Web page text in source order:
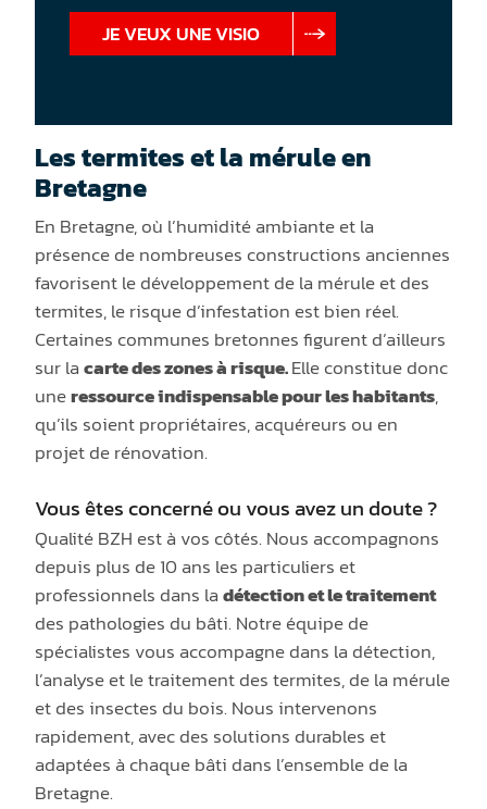
JE VEUX UNE VISIO
Les termites et la mérule en
Bretagne
En Bretagne, où l’humidité ambiante et la
présence de nombreuses constructions anciennes
favorisent le développement de la mérule et des
termites, le risque d’infestation est bien réel.
Certaines communes bretonnes figurent d’ailleurs
sur lacarte des zones à risque.Elle constitue donc
uneressource indispensable pour les habitants,
qu’ils soient propriétaires, acquéreurs ou en
projet de rénovation.
Vous êtes concerné ou vous avez un doute ?
Qualité BZH est à vos côtés. Nous accompagnons
depuis plus de 10 ans les particuliers et
professionnels dans ladétection et le traitement
des pathologies du bâti. Notre équipe de
spécialistes vous accompagne dans la détection,
l’analyse et le traitement des termites, de la mérule
et des insectes du bois. Nous intervenons
rapidement, avec des solutions durables et
adaptées à chaque bâti dans l’ensemble de la
Bretagne.